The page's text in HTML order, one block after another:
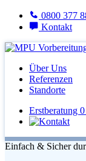
0800 377
Kontakt
Über Uns
Referenzen
Standorte
Erstberatung
Einfach & Sicher